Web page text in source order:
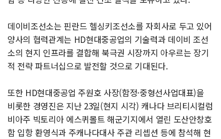
데이비조선소는 핀란드 헬싱키조선소를 자회사로 두고 있어
양사의 협력관계는 HD현대중공업의 기술력과 데이비 조선
소의 현지 인프라를 결합해 북극권 시장까지 아우르는 장기
적 전략 파트너십으로 발전할 것으로 기대된다.
또한 HD현대중공업 주원호 사장(함정·중형선사업대표)을
비롯한 경영진은 지난 23일(현지 시각) 캐나다 브리티시컬럼
비아주 빅토리아 에스퀴몰트 해군기지에서 열린 도산안창호
함 입항 환영식과 주캐나다대사 주관 리셉션 등에 참석해 현